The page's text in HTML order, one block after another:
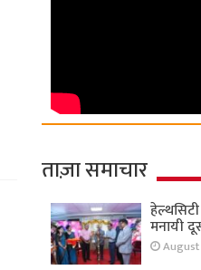
ताज़ा समाचार
मनायी
August